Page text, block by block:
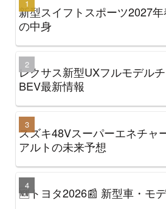
新型スイフトスポーツ2027
の中身
レクサス新型UXフルモデル
BEV最新情報
スズキ48Vスーパーエネチャ
アルトの未来予想
🆕トヨタ2026📰 新型車・モ